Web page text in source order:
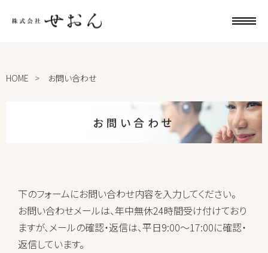
HOME お問い合わせ
お問い合わせ
下のフォームにお問い合わせ内容を入力してください。
お問い合わせメールは、年中無休24時間受け付けており
ますが、メールの確認・返信は、平日9:00〜17:00に確認・
返信しています。